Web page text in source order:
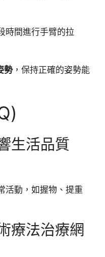
時間進行手臂的拉
勢，保持正確的姿勢能
生活品質
活動，如握物、提重
療法治療網